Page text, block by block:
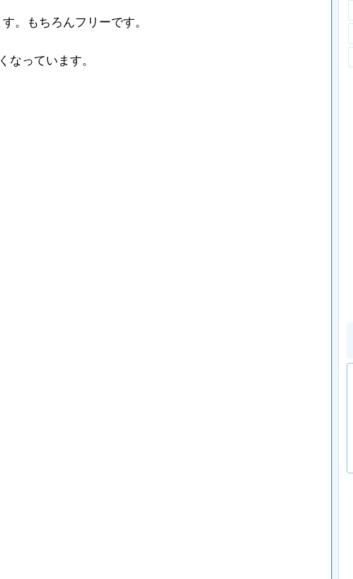
。もちろんフリーです。
なっています。